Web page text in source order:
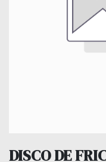
DISCO DE